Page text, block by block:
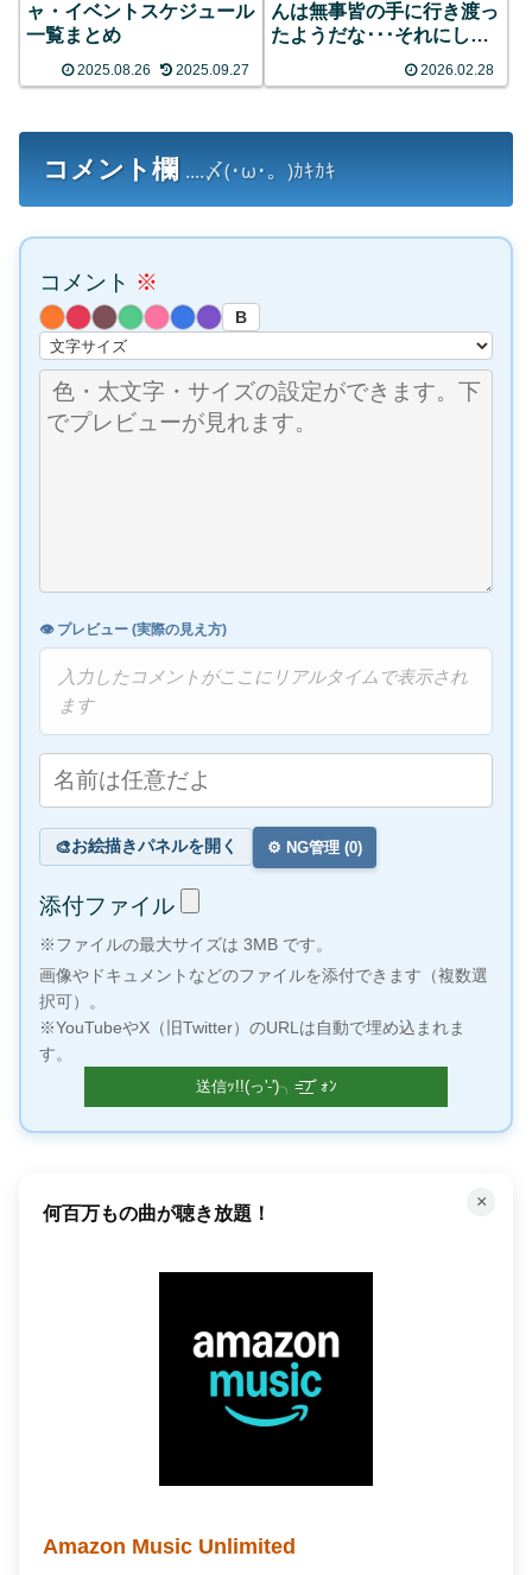
ャ・イベントスケジュール
一覧まとめ
2025.08.26 2025.09.27
んは無事皆の手に行き渡っ
たようだな･･･それにして
2026.02.28
コメント欄 ....〆(･ω･。)ｶｷｶｷ
コメント ※
B
👁️ プレビュー (実際の見え方)
入力したコメントがここにリアルタイムで表示され
ます
🎨お絵描きパネルを開く ⚙️ NG管理 (0)
添付ファイル
※ファイルの最大サイズは 3MB です。
画像やドキュメントなどのファイルを添付できます（複数選
択可）。
※YouTubeやX（旧Twitter）のURLは自動で埋め込まれま
す。
×
「聴く」読書で時間を有効活用
Audible オーディオブック